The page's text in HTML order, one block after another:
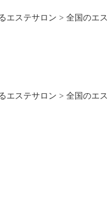
エステサロン > 全国のエス
エステサロン > 全国のエス